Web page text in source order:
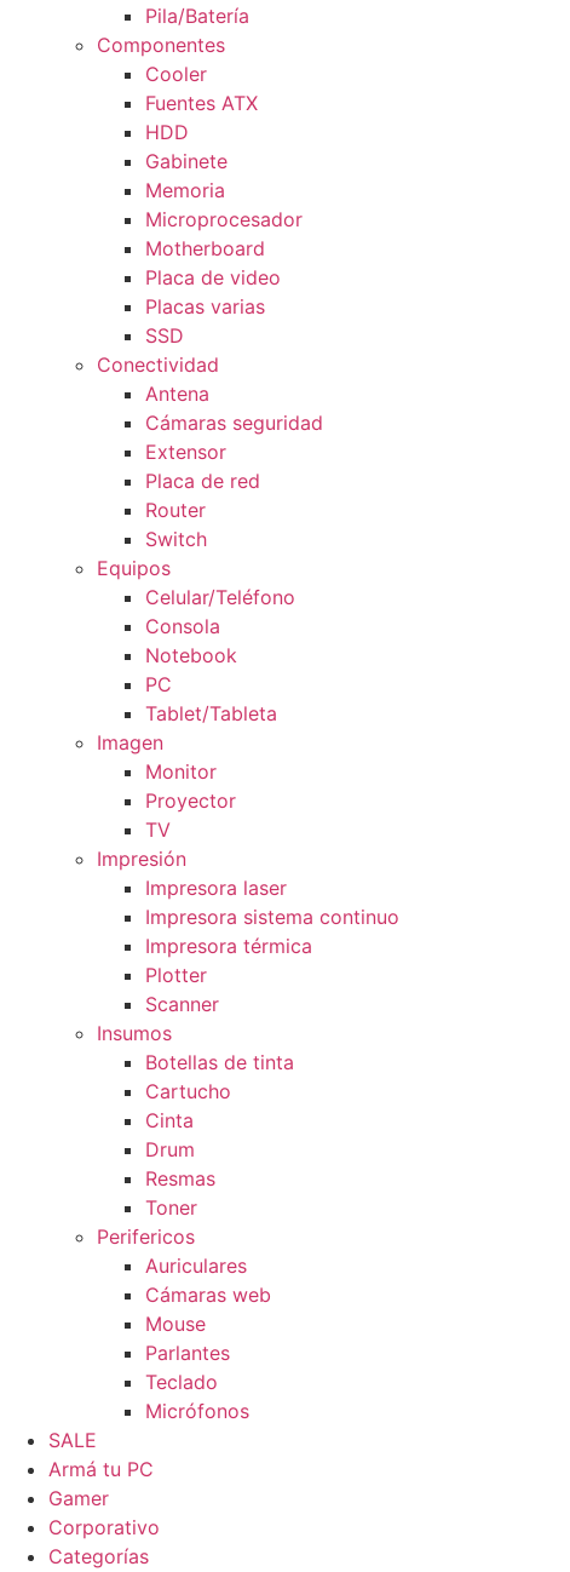
Pila/Batería
Componentes
Cooler
Fuentes ATX
HDD
Gabinete
Memoria
Microprocesador
Motherboard
Placa de video
Placas varias
SSD
Conectividad
Antena
Cámaras seguridad
Extensor
Placa de red
Router
Switch
Equipos
Celular/Teléfono
Consola
Notebook
PC
Tablet/Tableta
Imagen
Monitor
Proyector
TV
Impresión
Impresora laser
Impresora sistema continuo
Impresora térmica
Plotter
Scanner
Insumos
Botellas de tinta
Cartucho
Cinta
Drum
Resmas
Toner
Perifericos
Auriculares
Cámaras web
Mouse
Parlantes
Teclado
Micrófonos
SALE
Armá tu PC
Gamer
Corporativo
Categorías